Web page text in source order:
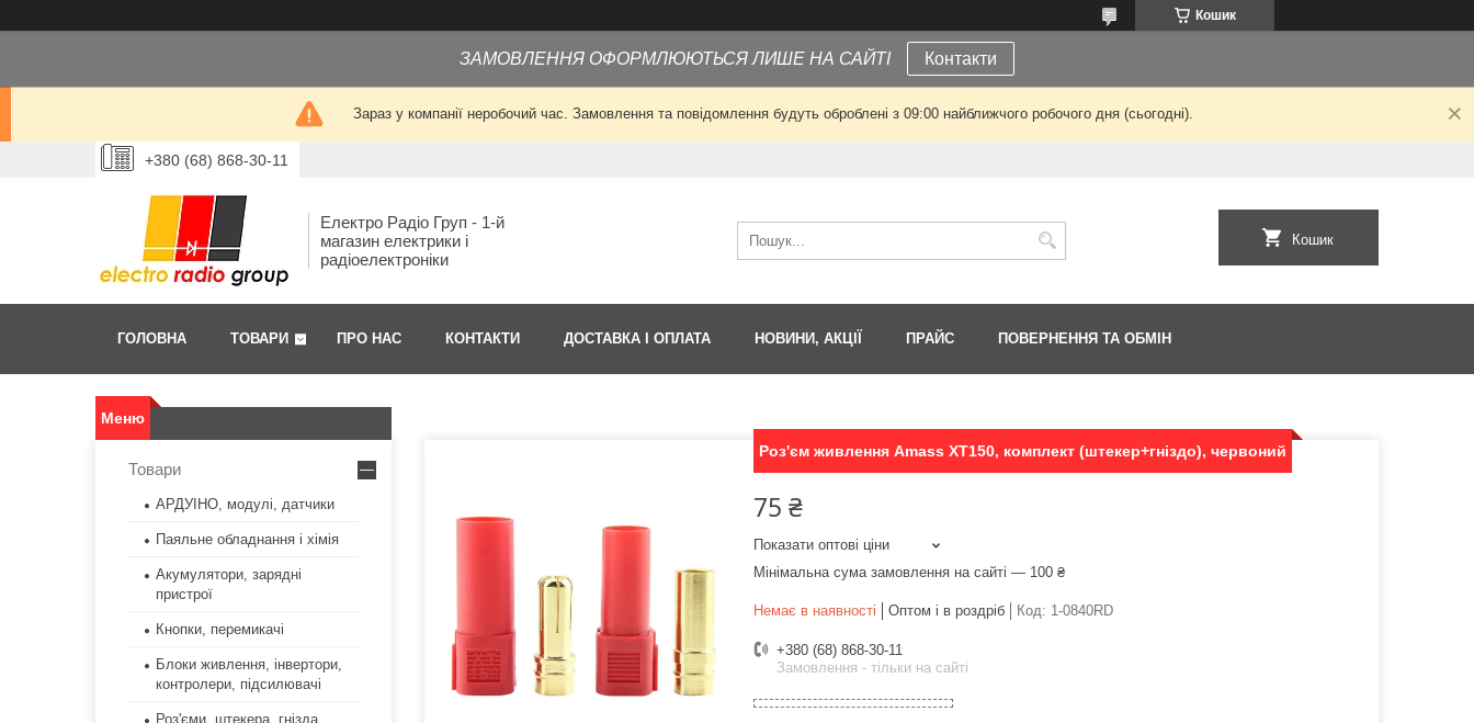
Кошик
ЗАМОВЛЕННЯ ОФОРМЛЮЮТЬСЯ ЛИШЕ НА САЙТІ Контакти
Зараз у компанії неробочий час. Замовлення та повідомлення будуть оброблені з 09:00 найближчого робочого дня (сьогодні).
+380 (68) 868-30-11
Електро Радіо Груп - 1-й
магазин електрики і
радіоелектроніки
Кошик
ГОЛОВНА ТОВАРИ ПРО НАС КОНТАКТИ ДОСТАВКА І ОПЛАТА НОВИНИ, АКЦІЇ ПРАЙС ПОВЕРНЕННЯ ТА ОБМІН
Роз'єм живлення Amass XT150, комплект (штекер+гніздо), червоний
75 ₴
Показати оптові ціни
Мінімальна сума замовлення на сайті — 100 ₴
Немає в наявності Оптом і в роздріб Код: 1-0840RD
+380 (68) 868-30-11
Замовлення - тільки на сайті
Товари
АРДУІНО, модулі, датчики
Паяльне обладнання і хімія
Акумулятори, зарядні
пристрої
Кнопки, перемикачі
Блоки живлення, інвертори,
контролери, підсилювачі
Роз'єми, штекера, гнізда